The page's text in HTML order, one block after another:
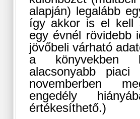
alapján) legalább
így akkor is el kell
egy évnél rövidebb
jövőbeli várható
a könyvekben
alacsonyabb
novemberben
engedély
értékesíthető.)